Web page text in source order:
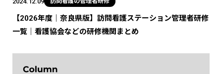
【2026年度｜奈良県版】訪問看護ステーション管理者研修
一覧｜看護協会などの研修機関まとめ